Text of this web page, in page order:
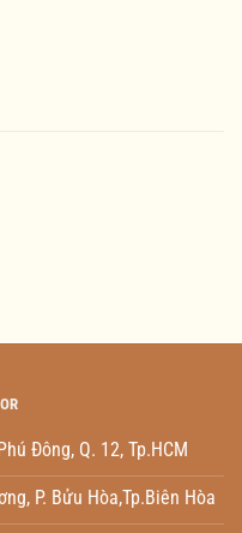
Đông, Q. 12, Tp.HCM
P. Bửu Hòa,Tp.Biên Hòa